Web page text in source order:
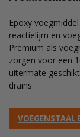
Epoxy
reactielijm en
Premium als
zorgen voor een
uitermate
drains.
VOEGENSTAAL